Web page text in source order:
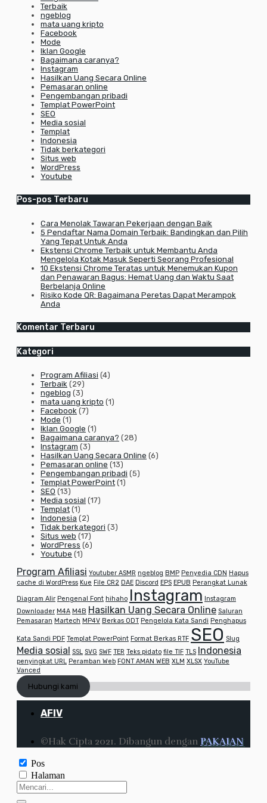
Terbaik
ngeblog
mata uang kripto
Facebook
Mode
Iklan Google
Bagaimana caranya?
Instagram
Hasilkan Uang Secara Online
Pemasaran online
Pengembangan pribadi
Templat PowerPoint
SEO
Media sosial
Templat
Indonesia
Tidak berkategori
Situs web
WordPress
Youtube
Pos-pos Terbaru
Cara Menolak Tawaran Pekerjaan dengan Baik
5 Pendaftar Nama Domain Terbaik: Bandingkan dan Pilih
Yang Tepat Untuk Anda
Ekstensi Chrome Terbaik untuk Membantu Anda
Mengelola Kotak Masuk Seperti Seorang Profesional
10 Ekstensi Chrome Teratas untuk Menemukan Kupon
dan Penawaran Bagus: Hemat Uang dan Waktu Saat
Berbelanja Online
Risiko Kode QR: Bagaimana Peretas Dapat Merampok
Anda
Komentar Terbaru
Kategori
Program Afiliasi (4)
Terbaik (29)
ngeblog (3)
mata uang kripto (1)
Facebook (7)
Mode (1)
Iklan Google (1)
Bagaimana caranya? (28)
Instagram (3)
Hasilkan Uang Secara Online (6)
Pemasaran online (13)
Pengembangan pribadi (5)
Templat PowerPoint (1)
SEO (13)
Media sosial (17)
Templat (1)
Indonesia (2)
Tidak berkategori (3)
Situs web (17)
WordPress (6)
Youtube (1)
Program Afiliasi Youtuber ASMR ngeblog BMP Penyedia CDN Hapus
cache di WordPress Kue File CR2 DAE Discord EPS EPUB Perangkat Lunak
Diagram Alir Pengenal Font hihaho Instagram Instagram
Downloader M4A M4B Hasilkan Uang Secara Online Saluran
Pemasaran Martech MP4V Berkas ODT Pengelola Kata Sandi Penghapus
Kata Sandi PDF Templat PowerPoint Format Berkas RTF SEO Slug
Media sosial SSL SVG SWF TER Teks pidato file TIF TLS Indonesia
penyingkat URL Peramban Web FONT AMAN WEB XLM XLSX YouTube
Vanced
Hubungi kami
AFIV
©Hak Cipta 2021. Dibangun dengan PAKAIAN
Pos
Halaman